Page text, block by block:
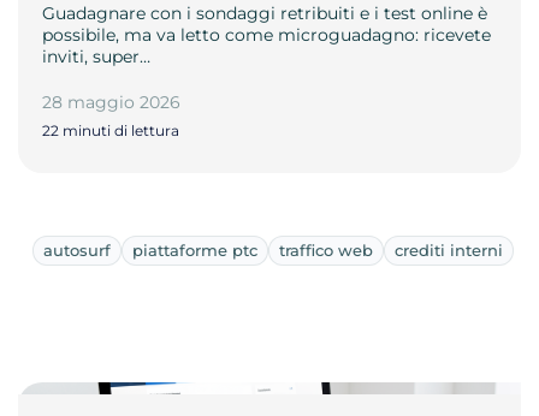
Guadagnare con i sondaggi retribuiti e i test online è
possibile, ma va letto come microguadagno: ricevete
inviti, super…
28 maggio 2026
22 minuti di lettura
autosurf piattaforme ptc traffico web crediti interni